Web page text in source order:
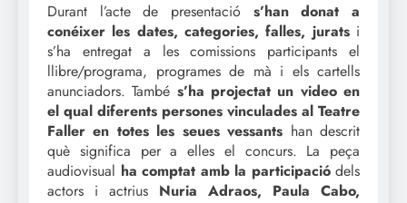
Durant l’acte de presentació s’han donat a
conéixer les dates, categories, falles, juratsi
s’ha entregat a les comissions participants el
llibre/programa, programes de mà i els cartells
anunciadors. També s’ha projectat un video en
el qual diferents persones vinculades al Teatre
Faller en totes les seues vessants han descrit
què significa per a elles el concurs. La peça
audiovisual ha comptat amb la participaciódels
actors i actrius Nuria Adraos, Paula Cabo,